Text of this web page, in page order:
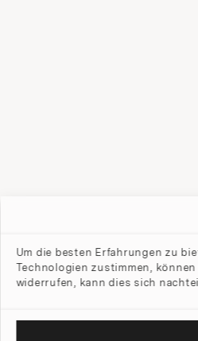
Um die besten Erfahrungen zu
Technologien zustimmen,
widerrufen, kann dies sich